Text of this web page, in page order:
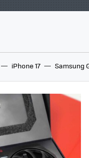
iPhone 17 Samsung